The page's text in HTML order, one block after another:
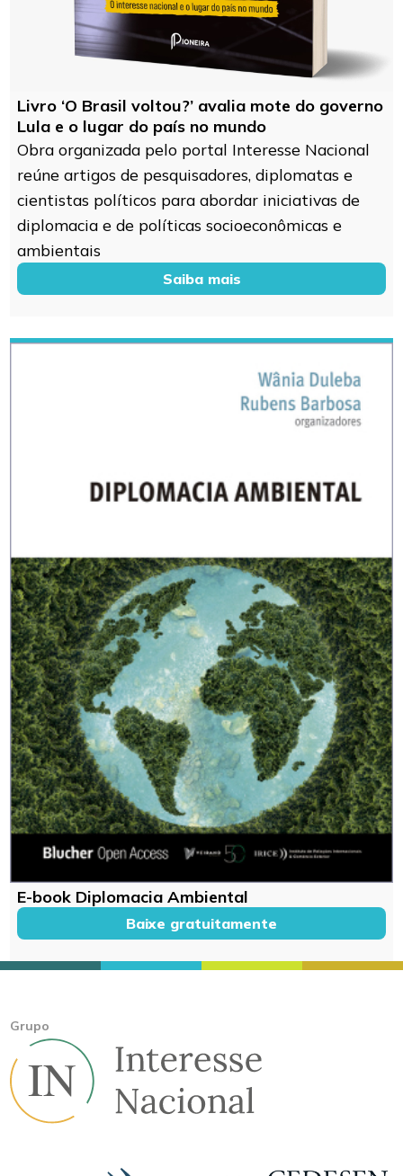
Livro ‘O Brasil voltou?’ avalia mote do governo
Lula e o lugar do país no mundo
Obra organizada pelo portal Interesse Nacional
reúne artigos de pesquisadores, diplomatas e
cientistas políticos para abordar iniciativas de
diplomacia e de políticas socioeconômicas e
ambientais
Saiba mais
E-book Diplomacia Ambiental
Baixe gratuitamente
Grupo